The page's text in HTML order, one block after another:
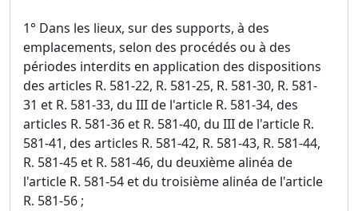
1° Dans les lieux, sur des supports, à des
emplacements, selon des procédés ou à des
périodes interdits en application des dispositions
des articles R. 581-22, R. 581-25, R. 581-30, R. 581-
31 et R. 581-33, du III de l'article R. 581-34, des
articles R. 581-36 et R. 581-40, du III de l'article R.
581-41, des articles R. 581-42, R. 581-43, R. 581-44,
R. 581-45 et R. 581-46, du deuxième alinéa de
l'article R. 581-54 et du troisième alinéa de l'article
R. 581-56 ;